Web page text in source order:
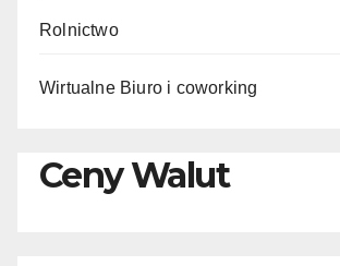
Rolnictwo
Wirtualne Biuro i coworking
Ceny Walut